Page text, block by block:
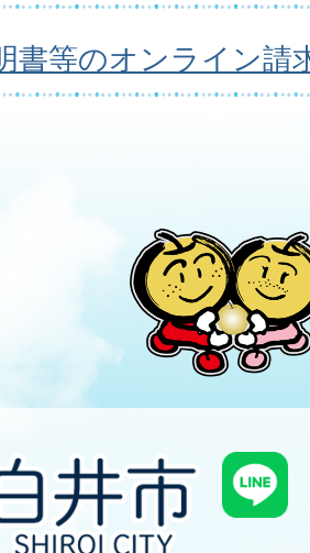
書等のオンライン請